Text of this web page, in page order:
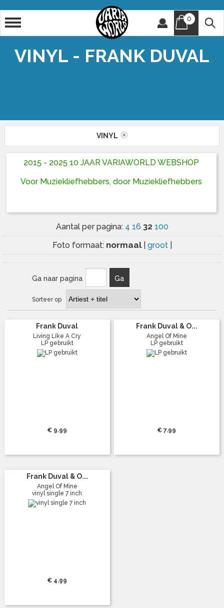
0
VINYL - FRANK DUVAL
VINYL
2015 - 2025 10 JAAR VARIAWORLD WEBSHOP
Voor Muziekliefhebbers, door Muziekliefhebbers
Aantal per pagina: 4 16 32 100
Foto formaat: normaal groot
Ga naar pagina Ga
Sorteer op
Frank Duval
Living Like A Cry
LP gebruikt
€ 9.99
Frank Duval & O...
Angel Of Mine
LP gebruikt
€ 7.99
Frank Duval & O...
Angel Of Mine
vinyl single 7 inch
€ 4.99